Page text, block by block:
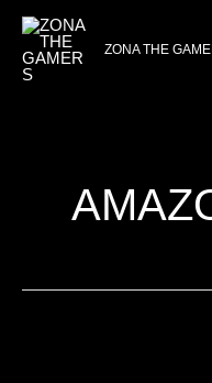
contenido
ZONA THE